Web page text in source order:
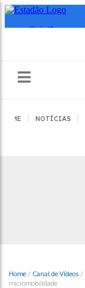
HOME NOTÍCIAS
Home / Canal de Vídeos /
micromobilidade